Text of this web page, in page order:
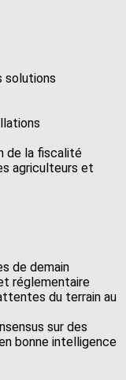
solutions
de la fiscalité
agriculteurs et
de demain
réglementaire
du terrain au
sur des
bonne intelligence